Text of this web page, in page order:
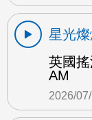
星光燦
英國
AM
2026/